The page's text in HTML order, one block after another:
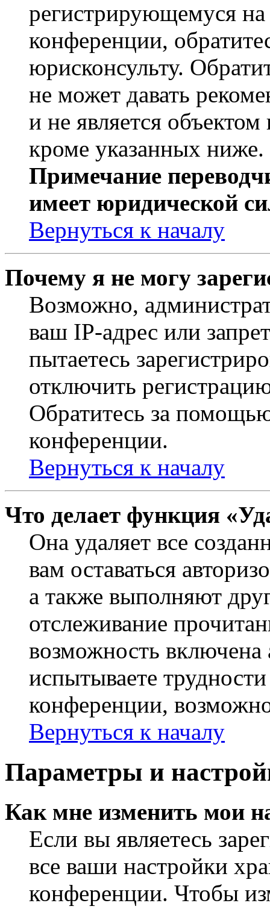
регистрирующемуся
конференции,
юрисконсульту.
не может давать
и не является
кроме указанных ниже.
Примечание
имеет юридической
Вернуться к началу
Почему я не могу
Возможно,
ваш IP-адрес или
пытаетесь
отключить
Обратитесь за
конференции.
Вернуться к началу
Что делает функция
Она удаляет все
вам оставаться
а также выполняют
отслеживание
возможность
испытываете
конференции,
Вернуться к началу
Параметры и
Как мне изменить мои
Если вы являетесь
все ваши настройки
конференции. Чтобы